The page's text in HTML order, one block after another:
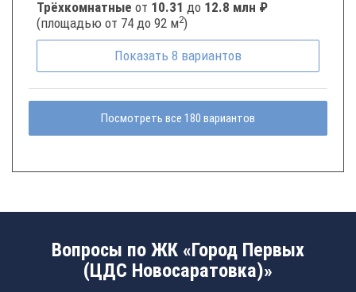
Трёхкомнатные от 10.31 до 12.8 млн ₽
(площадью от 74 до 92 м2)
Показать 8 вариантов
Посмотреть все 180 вариантов
Вопросы по ЖК «Город Первых
(ЦДС Новосаратовка)»